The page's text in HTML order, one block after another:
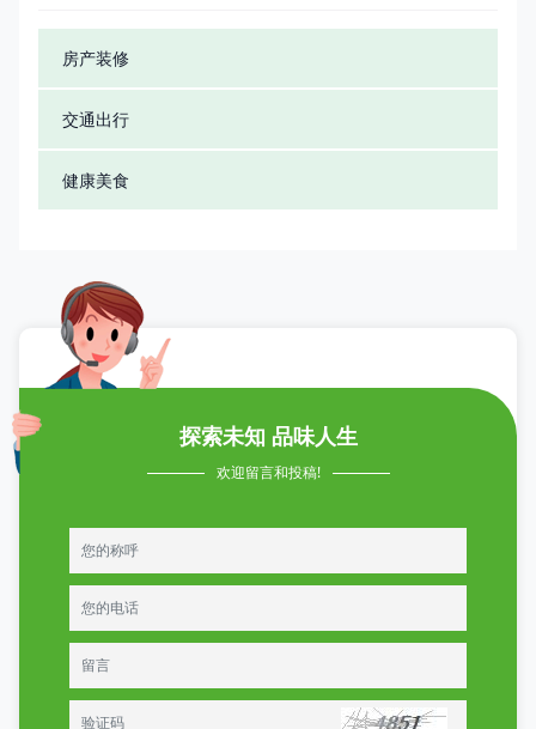
房产装修
交通出行
健康美食
探索未知 品味人生
欢迎留言和投稿!